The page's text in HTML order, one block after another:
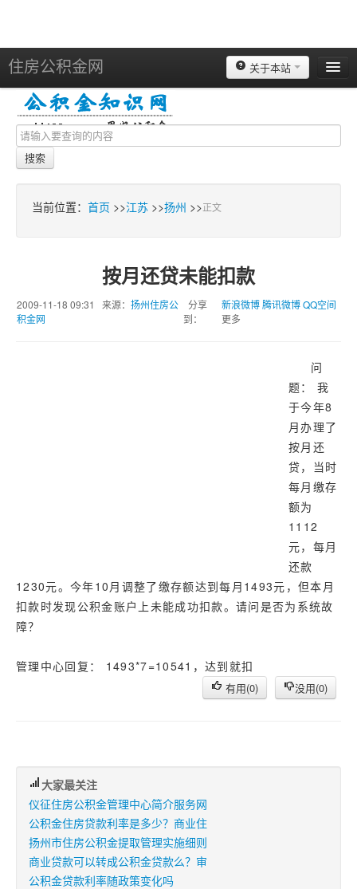
住房公积金网 关于本站
北京
上海
天津
苏州
杭州
搜索
当前位置： 首页 >>江苏 >>扬州 >>正文
按月还贷未能扣款
2009-11-18 09:31 来源： 扬州住房公
积金网
分享
到：
新浪微博腾讯微博QQ空间
更多
问
题： 我
于今年8
月办理了
按月还
贷，当时
每月缴存
额为
1112
元，每月
还款
1230元。今年10月调整了缴存额达到每月1493元，但本月
扣款时发现公积金账户上未能成功扣款。请问是否为系统故
障？
管理中心回复： 1493*7=10541，达到就扣
有用(0) 没用(0)
大家最关注
仪征住房公积金管理中心简介服务网
公积金住房贷款利率是多少？商业住
扬州市住房公积金提取管理实施细则
商业贷款可以转成公积金贷款么？审
公积金贷款利率随政策变化吗